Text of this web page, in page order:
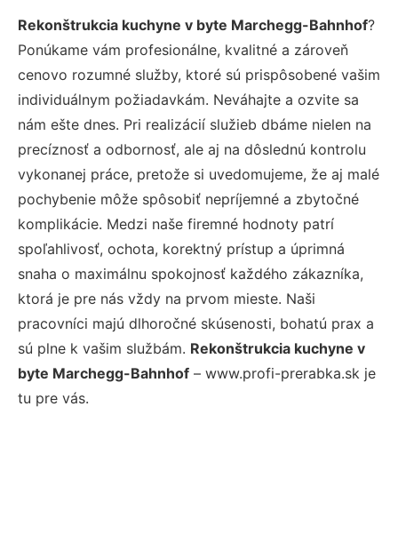
Rekonštrukcia kuchyne v byte Marchegg-Bahnhof?
Ponúkame vám profesionálne, kvalitné a zároveň
cenovo rozumné služby, ktoré sú prispôsobené vašim
individuálnym požiadavkám. Neváhajte a ozvite sa
nám ešte dnes. Pri realizácií služieb dbáme nielen na
precíznosť a odbornosť, ale aj na dôslednú kontrolu
vykonanej práce, pretože si uvedomujeme, že aj malé
pochybenie môže spôsobiť nepríjemné a zbytočné
komplikácie. Medzi naše firemné hodnoty patrí
spoľahlivosť, ochota, korektný prístup a úprimná
snaha o maximálnu spokojnosť každého zákazníka,
ktorá je pre nás vždy na prvom mieste. Naši
pracovníci majú dlhoročné skúsenosti, bohatú prax a
sú plne k vašim službám. Rekonštrukcia kuchyne v
byte Marchegg-Bahnhof – www.profi-prerabka.sk je
tu pre vás.